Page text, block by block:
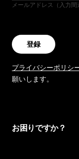
メールアドレス（入力間
登録
プライバシーポリシ
願いします。
お困りですか？